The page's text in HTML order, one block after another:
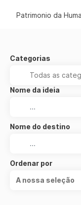
Patrimonio da
Categorias
Nome da ideia
Nome do destino
Ordenar por
A nossa seleção